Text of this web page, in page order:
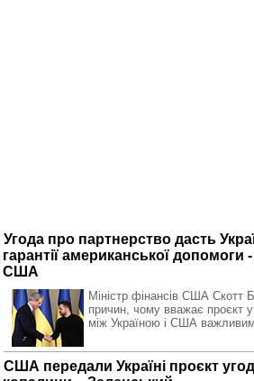
Угода про партнерство дасть
гарантії американської допомоги -
США
Міністр фінансів США Скотт
причин, чому вважає проєкт
між Україною і США
США передали Україні проєкт